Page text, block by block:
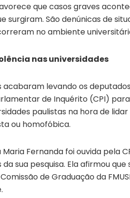
que casos graves
surgiram. São denúnicas de
no ambiente
nas universidades
acabaram levando os
de Inquérito (CPI)
paulistas na hora de
ou homofóbica.
Fernanda foi ouvida pela
da sua pesquisa. Ela afirmou
de Graduação da